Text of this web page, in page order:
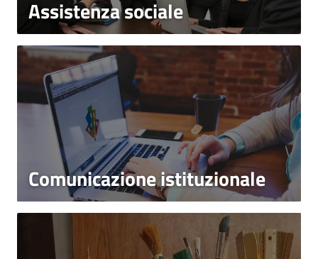
Assistenza sociale
Comunicazione istituzionale